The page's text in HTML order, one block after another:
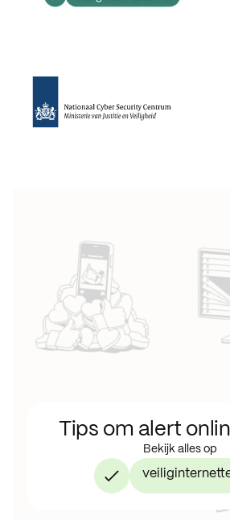
Tips om alert
Bekijk alles op